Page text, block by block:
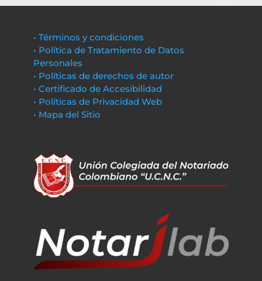
• Términos y condiciones
• Política de Tratamiento de Datos
Personales
• Políticas de derechos de autor
• Certificado de Accesibilidad
• Políticas de Privacidad Web
• Mapa del Sitio